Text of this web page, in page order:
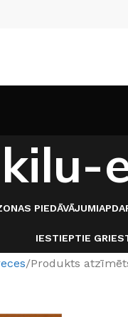
PIEDĀVĀJUMI
IESTIEPTIE
Produkts